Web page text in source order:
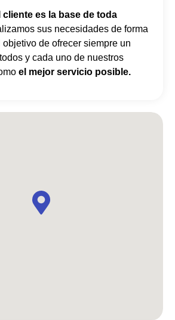
cliente es la base de toda
sus necesidades de forma
de ofrecer siempre un
y cada uno de nuestros
el mejor servicio posible.